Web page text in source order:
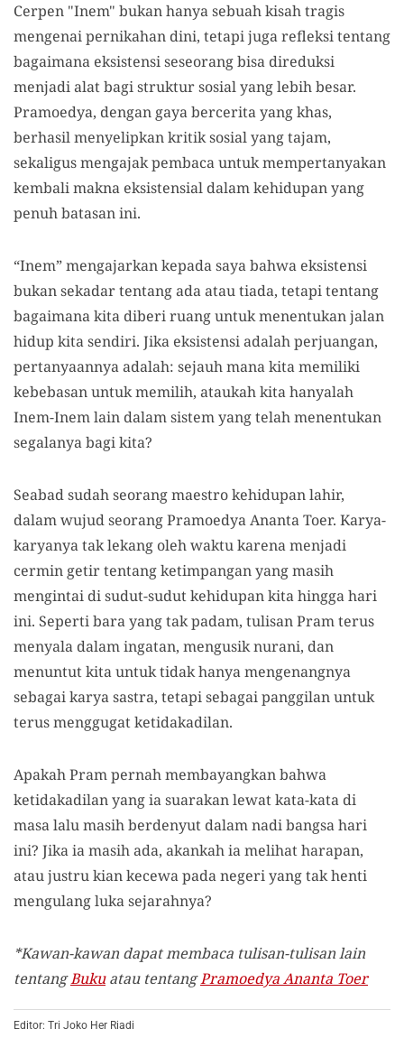
Cerpen "Inem" bukan hanya sebuah kisah tragis
mengenai pernikahan dini, tetapi juga refleksi tentang
bagaimana eksistensi seseorang bisa direduksi
menjadi alat bagi struktur sosial yang lebih besar.
Pramoedya, dengan gaya bercerita yang khas,
berhasil menyelipkan kritik sosial yang tajam,
sekaligus mengajak pembaca untuk mempertanyakan
kembali makna eksistensial dalam kehidupan yang
penuh batasan ini.
“Inem” mengajarkan kepada saya bahwa eksistensi
bukan sekadar tentang ada atau tiada, tetapi tentang
bagaimana kita diberi ruang untuk menentukan jalan
hidup kita sendiri. Jika eksistensi adalah perjuangan,
pertanyaannya adalah: sejauh mana kita memiliki
kebebasan untuk memilih, ataukah kita hanyalah
Inem-Inem lain dalam sistem yang telah menentukan
segalanya bagi kita?
Seabad sudah seorang maestro kehidupan lahir,
dalam wujud seorang Pramoedya Ananta Toer. Karya-
karyanya tak lekang oleh waktu karena menjadi
cermin getir tentang ketimpangan yang masih
mengintai di sudut-sudut kehidupan kita hingga hari
ini. Seperti bara yang tak padam, tulisan Pram terus
menyala dalam ingatan, mengusik nurani, dan
menuntut kita untuk tidak hanya mengenangnya
sebagai karya sastra, tetapi sebagai panggilan untuk
terus menggugat ketidakadilan.
Apakah Pram pernah membayangkan bahwa
ketidakadilan yang ia suarakan lewat kata-kata di
masa lalu masih berdenyut dalam nadi bangsa hari
ini? Jika ia masih ada, akankah ia melihat harapan,
atau justru kian kecewa pada negeri yang tak henti
mengulang luka sejarahnya?
*Kawan-kawan dapat membaca tulisan-tulisan lain
tentangBukuatau tentangPramoedya Ananta Toer
Editor: Tri Joko Her Riadi